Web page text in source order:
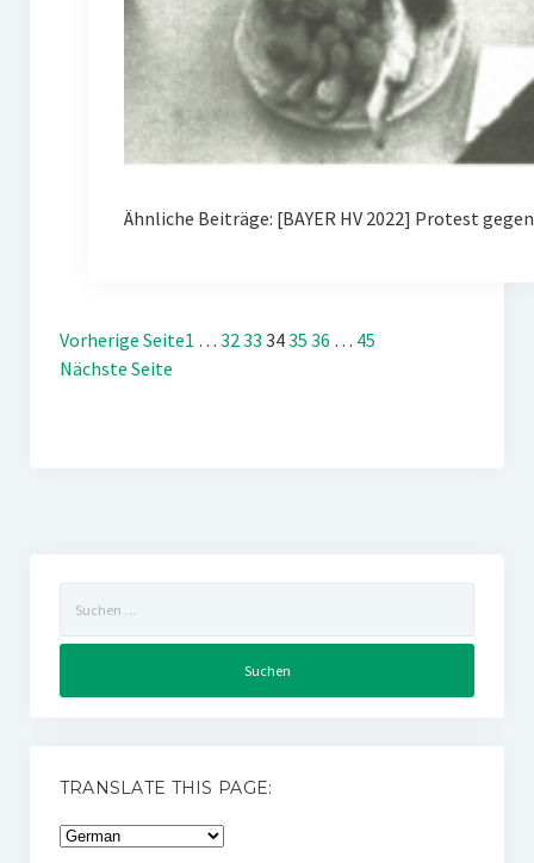
Ähnliche Beiträge: [BAYER HV 2022] Protest
Vorherige Seite1 … 3233 3435 36 … 45
Nächste Seite
nach:
TRANSLATE THIS PAGE: